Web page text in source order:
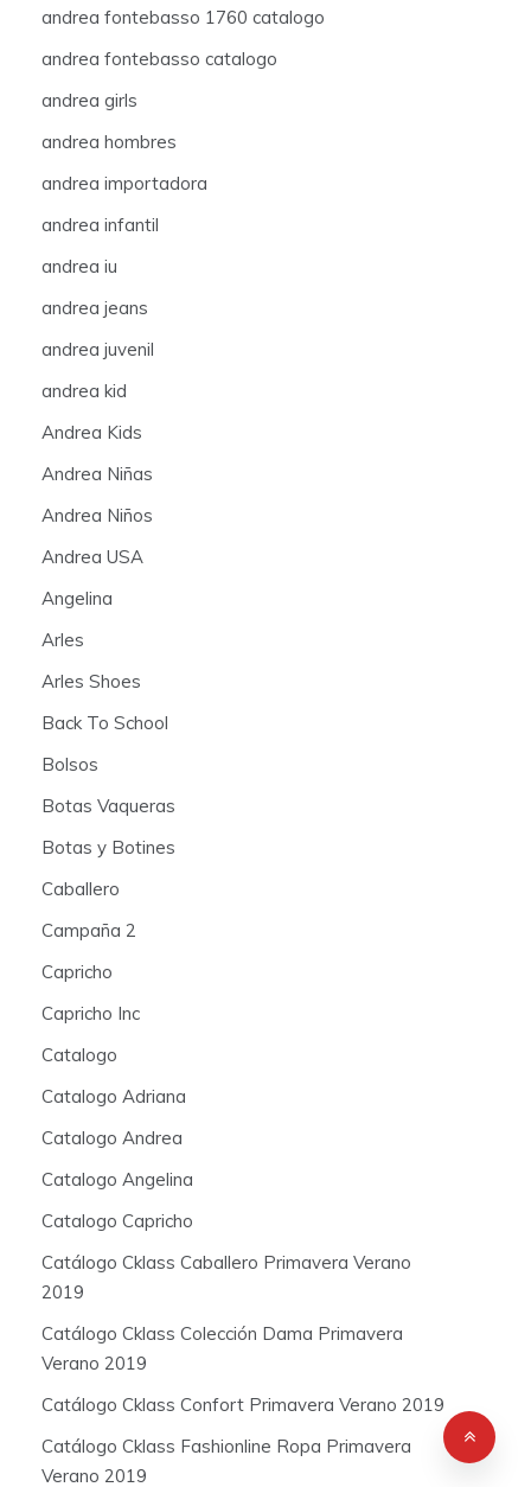
andrea fontebasso 1760 catalogo
andrea fontebasso catalogo
andrea girls
andrea hombres
andrea importadora
andrea infantil
andrea iu
andrea jeans
andrea juvenil
andrea kid
Andrea Kids
Andrea Niñas
Andrea Niños
Andrea USA
Angelina
Arles
Arles Shoes
Back To School
Bolsos
Botas Vaqueras
Botas y Botines
Caballero
Campaña 2
Capricho
Capricho Inc
Catalogo
Catalogo Adriana
Catalogo Andrea
Catalogo Angelina
Catalogo Capricho
Catálogo Cklass Caballero Primavera Verano
2019
Catálogo Cklass Colección Dama Primavera
Verano 2019
Catálogo Cklass Confort Primavera Verano 2019
Catálogo Cklass Fashionline Ropa Primavera
Verano 2019